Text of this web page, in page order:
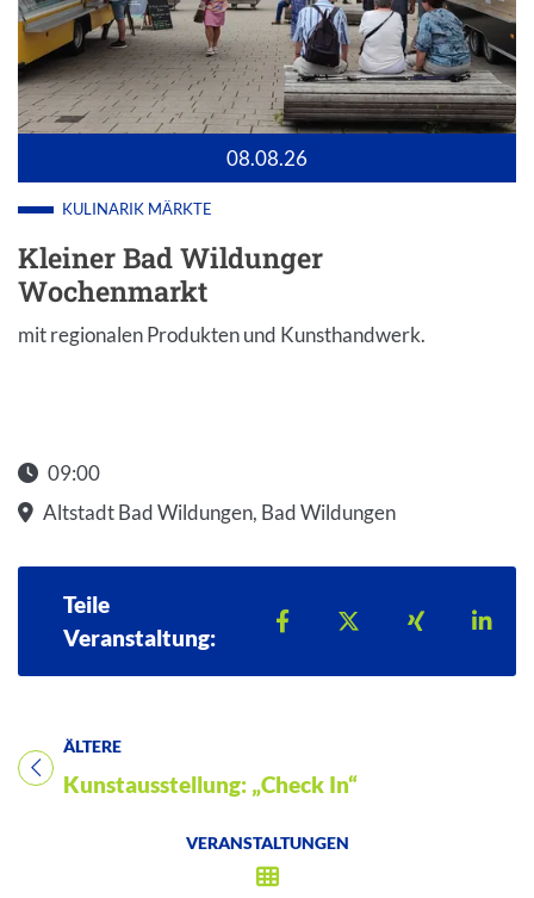
08.08.26
KULINARIK MÄRKTE
Kleiner Bad Wildunger
Wochenmarkt
mit regionalen Produkten und Kunsthandwerk.
09:00
Altstadt Bad Wildungen, Bad Wildungen
Teile
Veranstaltung:
Teilen auf Facebook
Teilen auf X
Teilen auf
ÄLTERE
Titel für Veranstaltung
Kunstausstellung: „Check In“
VERANSTALTUNGEN